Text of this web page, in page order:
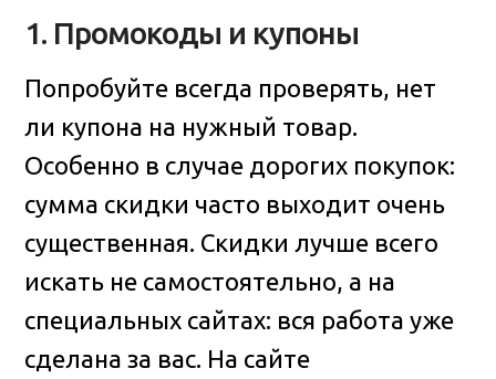
1. Промокоды и купоны
Попробуйте всегда проверять, нет
ли купона на нужный товар.
Особенно в случае дорогих покупок:
сумма скидки часто выходит очень
существенная. Скидки лучше всего
искать не самостоятельно, а на
специальных сайтах: вся работа уже
сделана за вас. На сайте